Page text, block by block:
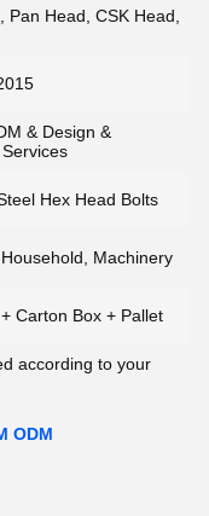
Pan Head, CSK Head,
& Design &
Hex Head Bolts
Machinery
Carton Box + Pallet
according to your
ODM